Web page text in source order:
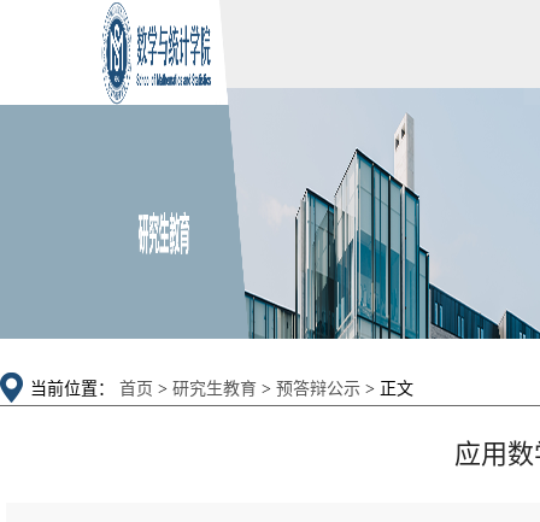
当前位置： 首页 > 研究生教育 > 预答辩公示 > 正文
应用